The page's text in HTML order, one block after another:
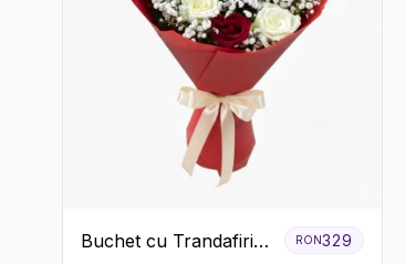
Buchet cu Trandafiri
RON329